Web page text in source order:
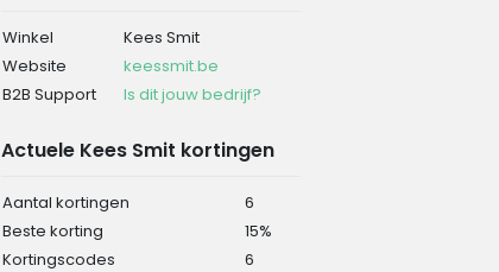
Winkel
Kees Smit
Website
keessmit.be
B2B Support
Is dit jouw bedrijf?
Actuele Kees Smit kortingen
Aantal kortingen
6
Beste korting
15%
Kortingscodes
6